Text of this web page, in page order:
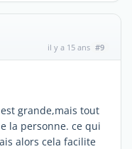
il y a 15 ans #9
grande,mais tout
la personne. ce qui
alors cela facilite